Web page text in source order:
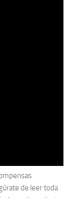
de leer toda